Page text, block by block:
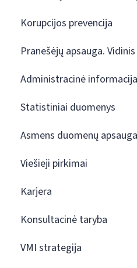
Korupcijos prevencija
Pranešėjų apsauga.
Administracinė informacija
Statistiniai duomenys
Asmens duomenų apsauga
Viešieji pirkimai
Karjera
Konsultacinė taryba
VMI strategija